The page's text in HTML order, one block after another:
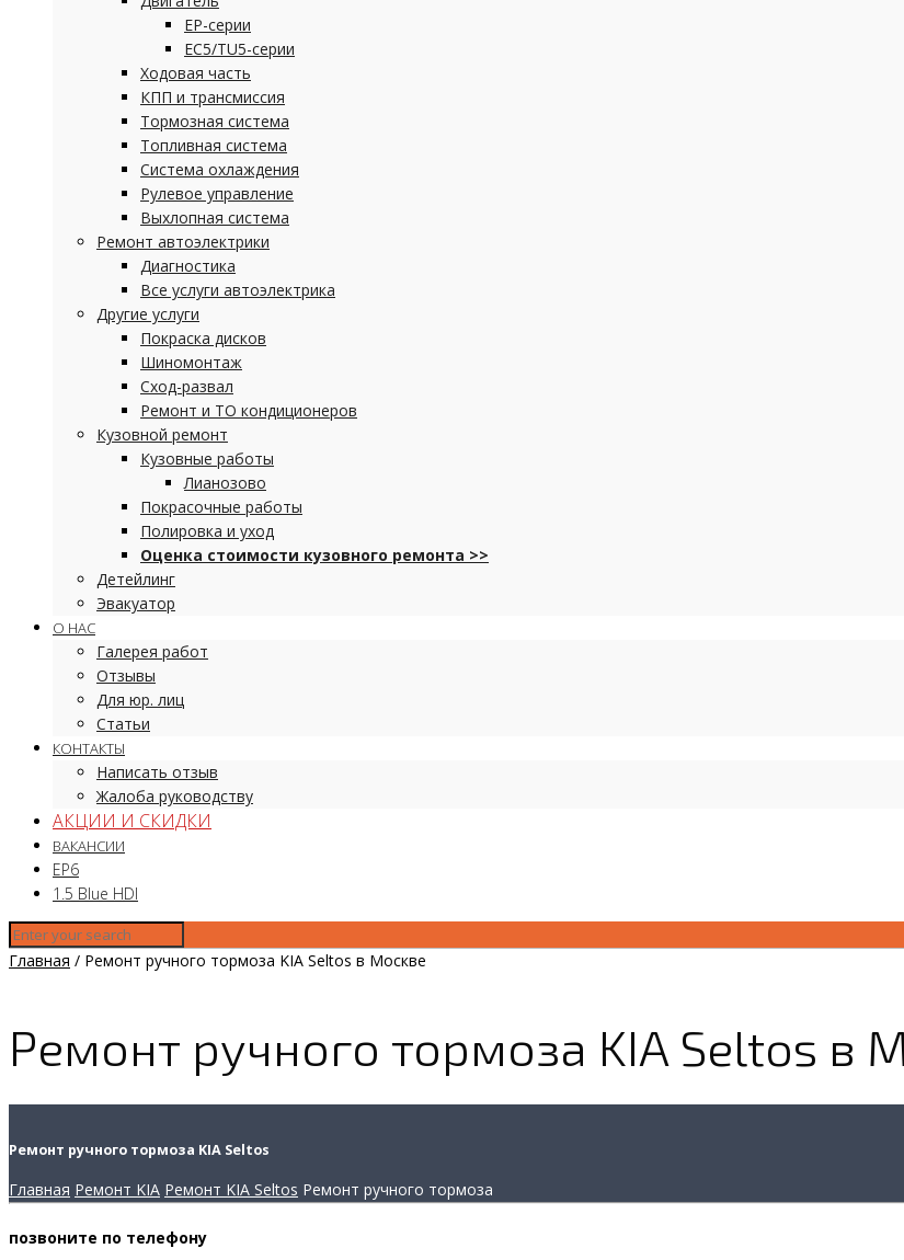
EP-серии
EC5/TU5-серии
Ходовая часть
КПП и трансмиссия
Тормозная система
Топливная система
Система охлаждения
Рулевое управление
Выхлопная система
Ремонт автоэлектрики
Диагностика
Все услуги автоэлектрика
Другие услуги
Покраска дисков
Шиномонтаж
Сход-развал
Ремонт и ТО кондиционеров
Кузовной ремонт
Кузовные работы
Лианозово
Покрасочные работы
Полировка и уход
Оценка стоимости кузовного ремонта >>
Детейлинг
Эвакуатор
О НАС
Галерея работ
Отзывы
Для юр. лиц
Статьи
КОНТАКТЫ
Написать отзыв
Жалоба руководству
АКЦИИ И СКИДКИ
ВАКАНСИИ
EP6
1.5 Blue HDI
Главная / Ремонт ручного тормоза KIA Seltos в Москве
Ремонт ручного тормоза KIA Seltos в
Ремонт ручного тормоза KIA Seltos
Главная Ремонт KIA Ремонт KIA Seltos Ремонт ручного тормоза
позвоните по телефону